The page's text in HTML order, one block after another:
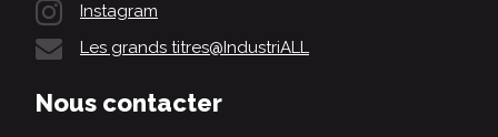
Instagram
Les grands titres@IndustriALL
Nous contacter